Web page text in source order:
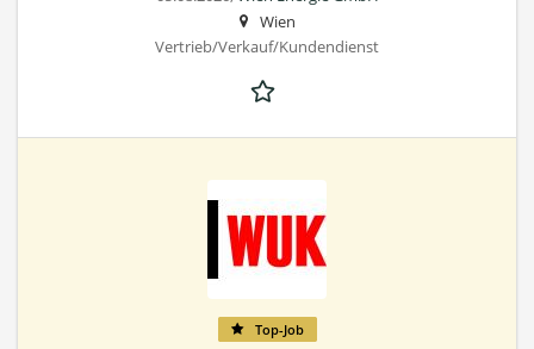
Wien
Vertrieb/Verkauf/Kundendienst
Top-Job